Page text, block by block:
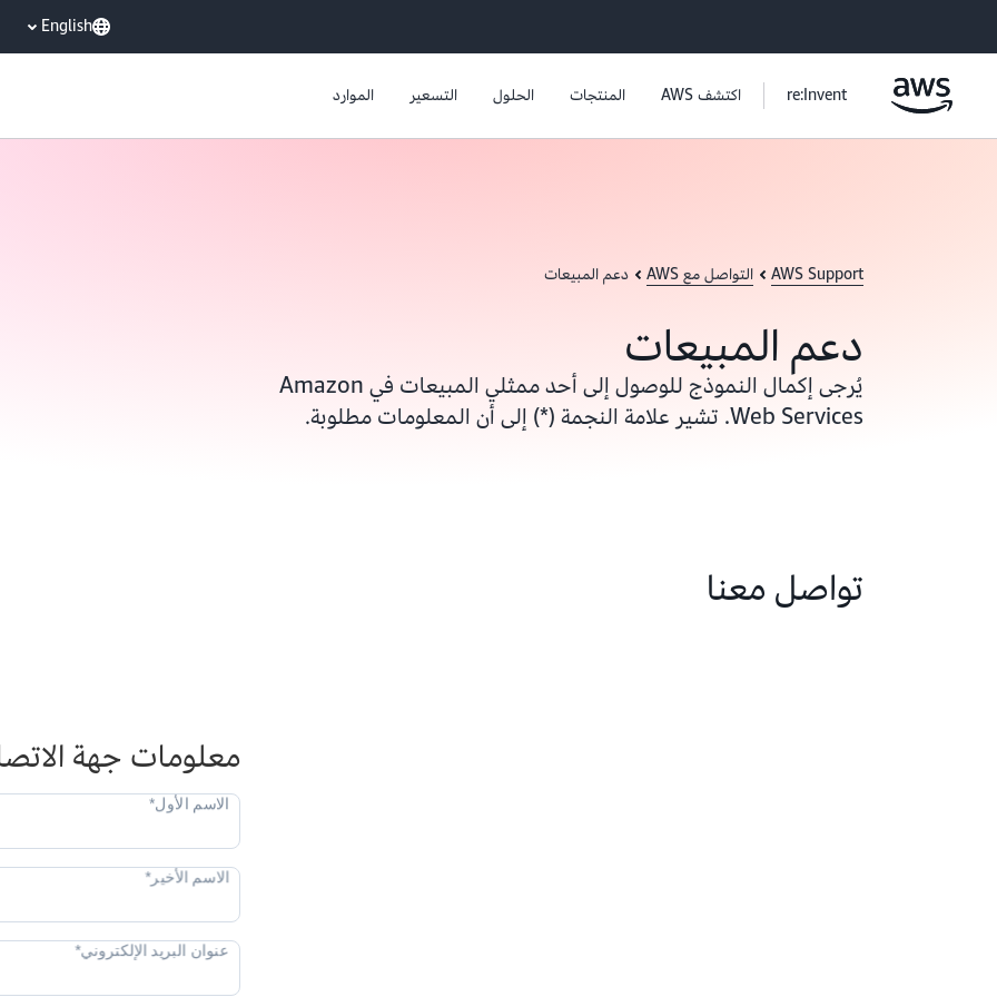
English
re:Invent اكتشف AWS المنتجات الحلول التسعير الموارد
AWS Support التواصل مع AWS دعم المبيعات
دعم المبيعات
يُرجى إكمال النموذج للوصول إلى أحد ممثلي المبيعات في Amazon
Web Services. تشير علامة النجمة (*) إلى أن المعلومات مطلوبة.
تواصل معنا
معلومات جهة